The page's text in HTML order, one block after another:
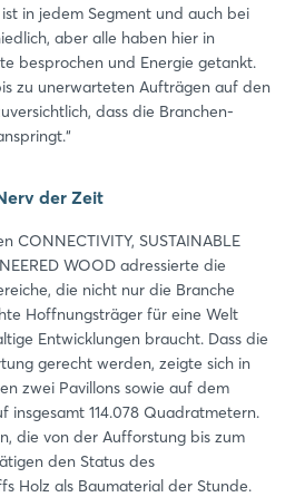
in jedem Segment und auch bei
aber alle haben hier in
besprochen und Energie getankt.
zu unerwarteten Aufträgen auf den
dass die Branchen-
der Zeit
CONNECTIVITY, SUSTAINABLE
WOOD adressierte die
die nicht nur die Branche
Hoffnungsträger für eine Welt
Entwicklungen braucht. Dass die
gerecht werden, zeigte sich in
zwei Pavillons sowie auf dem
insgesamt 114.078 Quadratmetern.
die von der Aufforstung bis zum
den Status des
Holz als Baumaterial der Stunde.